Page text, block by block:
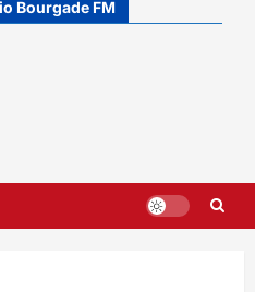
Bourgade FM